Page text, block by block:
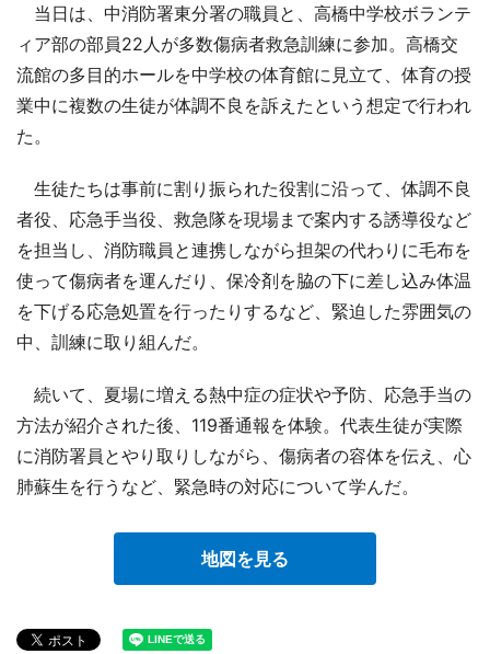
当日は、中消防署東分署の職員と、高橋中学校ボランテ
ィア部の部員22人が多数傷病者救急訓練に参加。高橋交
流館の多目的ホールを中学校の体育館に見立て、体育の授
業中に複数の生徒が体調不良を訴えたという想定で行われ
た。
生徒たちは事前に割り振られた役割に沿って、体調不良
者役、応急手当役、救急隊を現場まで案内する誘導役など
を担当し、消防職員と連携しながら担架の代わりに毛布を
使って傷病者を運んだり、保冷剤を脇の下に差し込み体温
を下げる応急処置を行ったりするなど、緊迫した雰囲気の
中、訓練に取り組んだ。
続いて、夏場に増える熱中症の症状や予防、応急手当の
方法が紹介された後、119番通報を体験。代表生徒が実際
に消防署員とやり取りしながら、傷病者の容体を伝え、心
肺蘇生を行うなど、緊急時の対応について学んだ。
地図を見る